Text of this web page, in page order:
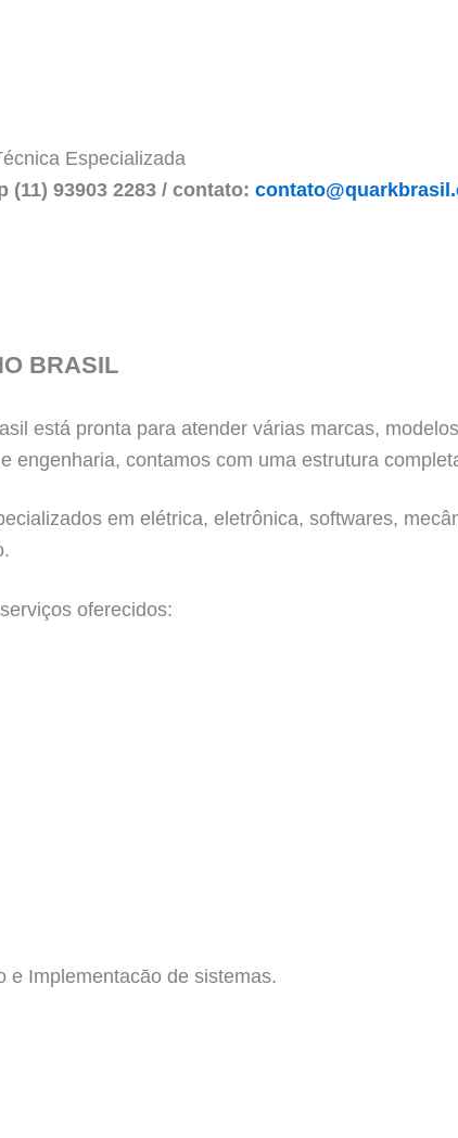
Especializada
(11) 93903 2283 / contato:
BRASIL
está pronta para atender várias marcas,
engenharia, contamos com uma estrutura
em elétrica, eletrônica, softwares,
oferecidos:
e Implementacāo de sistemas.